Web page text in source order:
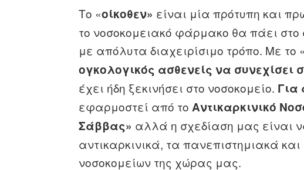
Το «οίκοθεν» είναι μία πρότυπη και
το νοσοκομειακό φάρμακο θα πάει στο
με απόλυτα διαχειρίσιμο τρόπο. Με το
ογκολογικός ασθενείς να συνεχίσει
έχει ήδη ξεκινήσει στο νοσοκομείο. Για
εφαρμοστεί από το Αντικαρκινικό
Σάββας» αλλά η σχεδίαση μας είναι
αντικαρκινικά, τα πανεπιστημιακά και
νοσοκομείων της χώρας μας.